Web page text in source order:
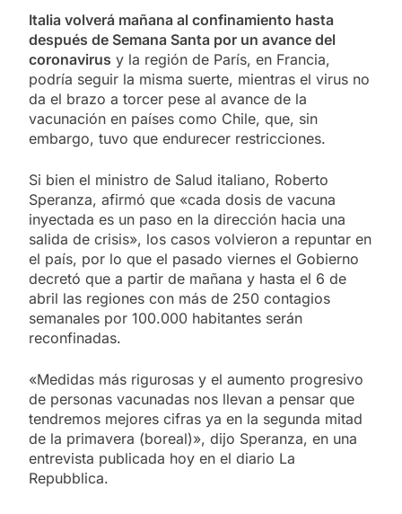
Italia volverá mañana al confinamiento hasta
después de Semana Santa por un avance del
coronavirus y la región de París, en Francia,
podría seguir la misma suerte, mientras el virus no
da el brazo a torcer pese al avance de la
vacunación en países como Chile, que, sin
embargo, tuvo que endurecer restricciones.
Si bien el ministro de Salud italiano, Roberto
Speranza, afirmó que «cada dosis de vacuna
inyectada es un paso en la dirección hacia una
salida de crisis», los casos volvieron a repuntar en
el país, por lo que el pasado viernes el Gobierno
decretó que a partir de mañana y hasta el 6 de
abril las regiones con más de 250 contagios
semanales por 100.000 habitantes serán
reconfinadas.
«Medidas más rigurosas y el aumento progresivo
de personas vacunadas nos llevan a pensar que
tendremos mejores cifras ya en la segunda mitad
de la primavera (boreal)», dijo Speranza, en una
entrevista publicada hoy en el diario La
Repubblica.